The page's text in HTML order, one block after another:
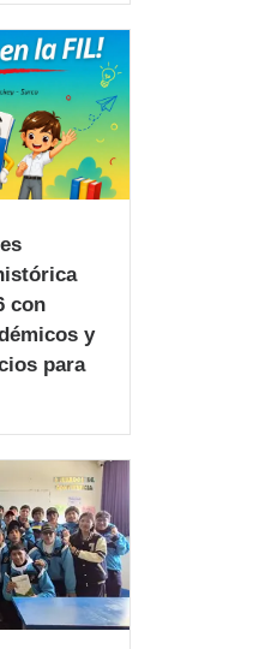
con
y
para